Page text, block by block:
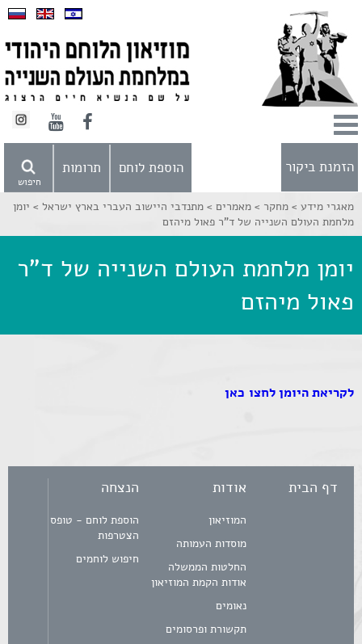
הזמנת ביקור
חיפוש
הוספת לוחם תרומות
מאגרי מידע > מחקר > מאמרים > מתנדבי היישוב העברי בארץ ישראל > יומן
מלחמת העולם השנייה של ד"ר פאול מיהזם
יומן מלחמת העולם השנייה של ד"ר
פאול מיהזם
לקריאת היומן לחצו כאן
דף הבית אודות
המוזיאון
מוסדות העמותה
החלטות הממשלה
אודות הקמת המוזיאון
נאומים
תקשורת ופרסומים
הנצחה
הוספת לוחם - טופס
הצטרפות
חיפוש לוחמים